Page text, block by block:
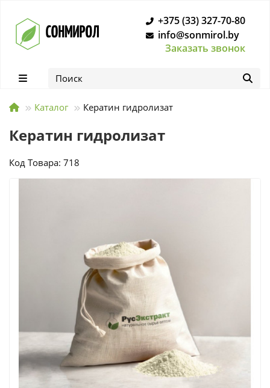
+375 (33) 327-70-80
info@sonmirol.by
Заказать звонок
Каталог Кератин гидролизат
Кератин гидролизат
Код Товара: 718